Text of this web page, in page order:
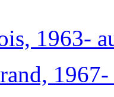
1963-